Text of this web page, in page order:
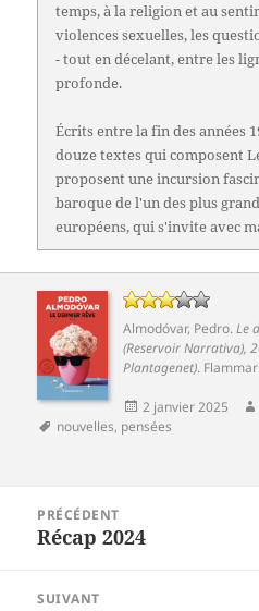
temps, à la religion et au
violences sexuelles, les
- tout en décelant, entre les
profonde.
Écrits entre la fin des années
douze textes qui composent
proposent une incursion
baroque de l'un des plus
européens, qui s'invite avec
Almodóvar, Pedro.Le
(Reservoir Narrativa),
Plantagenet).
Publié
le
2 janvier 2025
Mots-
nouvelles, pensées
l’article
PRÉCÉDENT
Article
Récap 2024
SUIVANT